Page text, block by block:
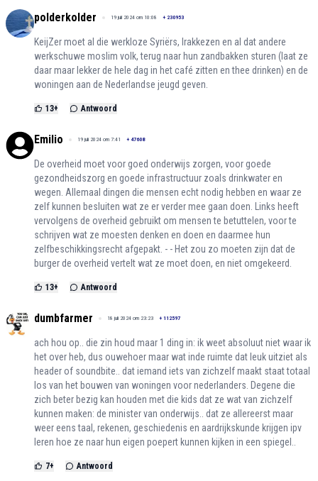
polderkolder 19 juli 2024 om 10:08 + 230953
KeijZer moet al die werkloze Syriërs, Irakkezen en al dat andere
werkschuwe moslim volk, terug naar hun zandbakken sturen (laat ze
daar maar lekker de hele dag in het café zitten en thee drinken) en de
woningen aan de Nederlandse jeugd geven.
13+ Antwoord
Emilio 19 juli 2024 om 7:41 + 47608
De overheid moet voor goed onderwijs zorgen, voor goede
gezondheidszorg en goede infrastructuur zoals drinkwater en
wegen. Allemaal dingen die mensen echt nodig hebben en waar ze
zelf kunnen besluiten wat ze er verder mee gaan doen. Links heeft
vervolgens de overheid gebruikt om mensen te betuttelen, voor te
schrijven wat ze moesten denken en doen en daarmee hun
zelfbeschikkingsrecht afgepakt. - - Het zou zo moeten zijn dat de
burger de overheid vertelt wat ze moet doen, en niet omgekeerd.
13+ Antwoord
dumbfarmer 18 juli 2024 om 23:23 + 112597
ach hou op.. die zin houd maar 1 ding in: ik weet absoluut niet waar ik
het over heb, dus ouwehoer maar wat inde ruimte dat leuk uitziet als
header of soundbite.. dat iemand iets van zichzelf maakt staat totaal
los van het bouwen van woningen voor nederlanders. Degene die
zich beter bezig kan houden met die kids dat ze wat van zichzelf
kunnen maken: de minister van onderwijs.. dat ze allereerst maar
weer eens taal, rekenen, geschiedenis en aardrijkskunde krijgen ipv
leren hoe ze naar hun eigen poepert kunnen kijken in een spiegel..
7+ Antwoord